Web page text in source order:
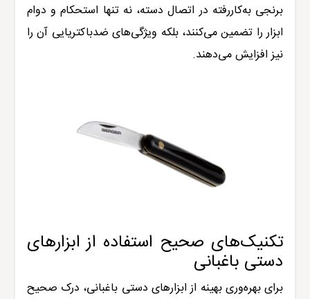
برنجی به‌کاررفته در اتصال دسته، نه تنها استحکام و دوام
ابزار را تضمین می‌کنند، بلکه ویژگی‌های ضدباکتریایی آن را
نیز افزایش می‌دهند.
تکنیک‌های صحیح استفاده از ابزارهای
دستی باغبانی
برای بهره‌وری بهینه از ابزارهای دستی باغبانی، درک صحیح